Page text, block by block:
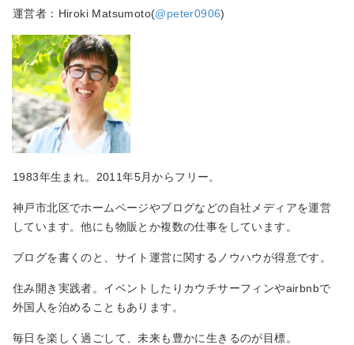
運営者：Hiroki Matsumoto(@peter0906)
1983年生まれ。2011年5月からフリー。
神戸市北区でホームページやブログなどの自社メディアを運営
しています。他にも物販とか複数の仕事をしています。
ブログを書くのと、サイト運営に関するノウハウが得意です。
住み開き実践者。イベントしたりカウチサーフィンやairbnbで
外国人を泊めることもあります。
毎日を楽しく過ごして、未来も豊かに生きるのが目標。